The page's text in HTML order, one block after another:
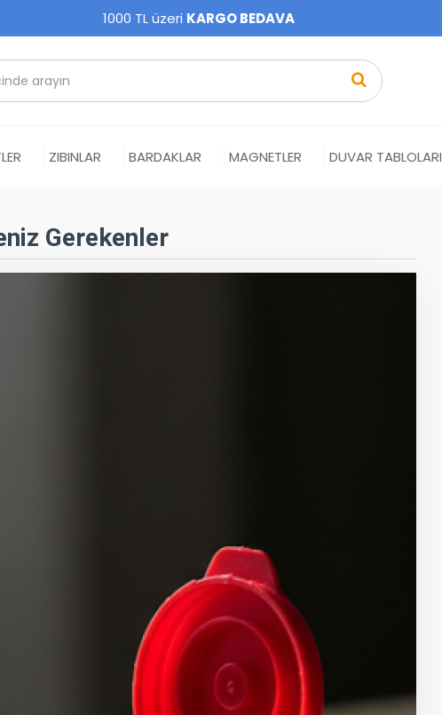
1000 TL üzeri KARGO BEDAVA
ZIBINLAR BARDAKLAR MAGNETLER DUVAR TABLOLARI
Gerekenler